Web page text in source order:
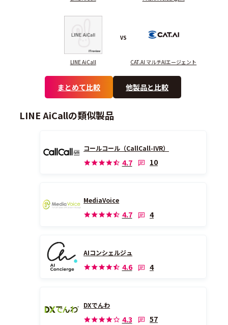
LINE AiCall
VS
CAT.AI マルチAIエージェント
まとめて比較 他製品と比較
LINE AiCallの類似製品
コールコール（CallCall-IVR）
4.7 10
MediaVoice
4.7 4
AIコンシェルジュ
4.6 4
DXでんわ
4.3 57